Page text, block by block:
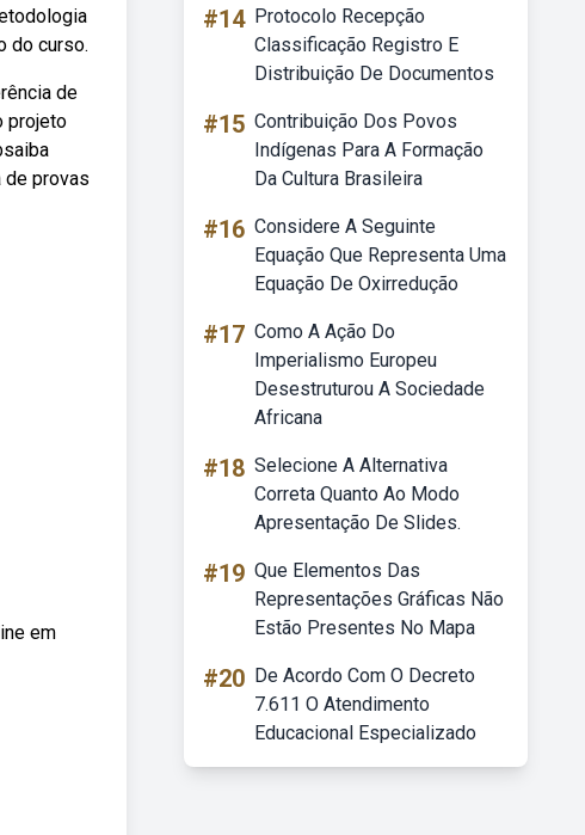
do curso.
de
projeto
provas
em
#14 Protocolo Recepção
Classificação Registro E
Distribuição De Documentos
#15 Contribuição Dos Povos
Indígenas Para A Formação
Da Cultura Brasileira
#16 Considere A Seguinte
Equação Que Representa Uma
Equação De Oxirredução
#17 Como A Ação Do
Imperialismo Europeu
Desestruturou A Sociedade
Africana
#18 Selecione A Alternativa
Correta Quanto Ao Modo
Apresentação De Slides.
#19 Que Elementos Das
Representações Gráficas Não
Estão Presentes No Mapa
#20 De Acordo Com O Decreto
7.611 O Atendimento
Educacional Especializado